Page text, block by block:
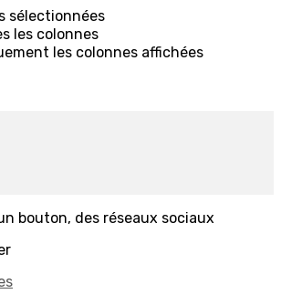
sélectionnées
les colonnes
les colonnes affichées
bouton, des réseaux sociaux